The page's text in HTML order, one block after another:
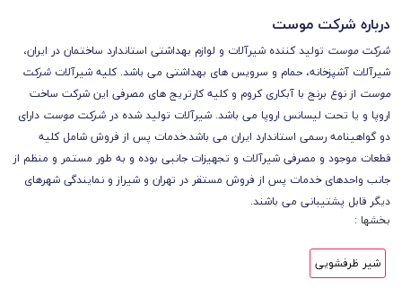
درباره شرکت موست
شرکت موست تولید کننده شیرآلات و لوازم بهداشتی استاندارد ساختمان در ایران،
شیرآلات آشپزخانه، حمام و سرویس های بهداشتی می باشد.کلیه شیرآلات شرکت
موست از نوع برنج با آبکاری کروم و کلیه کارتریج های مصرفی این شرکت ساخت
اروپا و یا تحت لیسانس اروپا می باشد. شیرآلات تولید شده در شرکت موست دارای
دو گواهینامه رسمی استاندارد ایران می باشد.خدمات پس از فروش شامل کلیه
قطعات موجود و مصرفی شیرآلات و تجهیزات جانبی بوده و به طور مستمر و منظم از
جانب واحدهای خدمات پس از فروش مستقر در تهران و شیراز و نمایندگی شهرهای
دیگر قابل پشتیبانی می باشند.
بخشها :
شیر ظرفشویی